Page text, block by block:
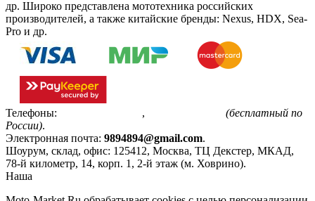
др. Широко представлена мототехника российских
производителей, а также китайские бренды: Nexus, HDX, Sea-
Pro и др.
Телефоны: ,
(бесплатный по
России).
Электронная почта: 9894894@gmail.com.
Шоурум, склад, офис: 125412, Москва, ТЦ Декстер, МКАД,
78-й километр, 14, корп. 1, 2-й этаж (м. Ховрино).
Наша